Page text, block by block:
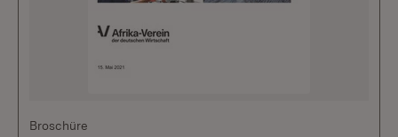
Broschüre